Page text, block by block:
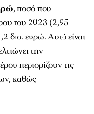
, ποσό που
του 2023 (2,95
δισ. ευρώ. Αυτό είναι
την
περιορίζουν τις
καθώς